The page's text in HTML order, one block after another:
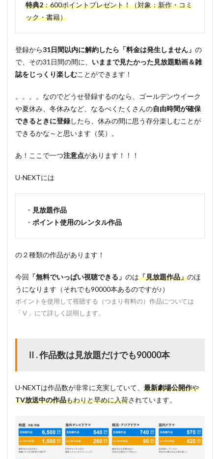
スト・
フ
映画
DK ひ
とつ屋
「ス
キ」が
ふた
つ。』
の感想
5
め
特典2：600ポイントプレゼント！（対象：新作・コミ
ック・書籍）
登録から31日間以内に解約したら「料金は発生しません」 の
で、その31日間の間に、 いままで見たかった見放題動画＆雑
誌をじっくり楽しむことができます！
。。。。なのでどうせ登録するのなら、ゴールデンウイーク
や夏休み、冬休みなど、なるべくたくさんの自由時間が確保
できるときに登録したら、休みの間に思う存分楽しむことが
できるかな～と思います（笑）。
あ！ここで一つ注意点があります！！！
U-NEXTには
・ 見放題作品
・ ポイント使用のレンタル作品
の２種類の作品があります！
今回 「無料でいっぱい視聴できる」 のは「見放題作品」のほ
うになります（それでも90000本あるのですが♪）
ポイントを使用して視聴する（つまり有料の）作品については
「Ⅴ」にて詳しく説明します。
Ⅱ. 作品数は見放題だけでも90000本
U-NEXTは作品数が非常に充実していて、 最新劇場公開作や
TV放送中の作品もわりと早めに入荷されています。